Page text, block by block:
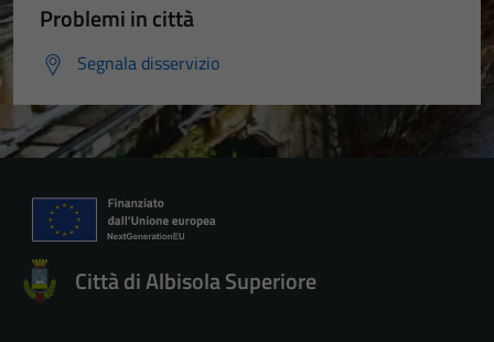
Problemi in città
Segnala disservizio
Città di Albisola Superiore